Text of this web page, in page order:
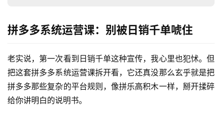
页
网
创
拼多多系统运营课：别被日销千单唬住
老实说，第一次看到日销千单这种宣传，我心里也犯怵。但
把这套拼多多系统运营课拆开看，它还真没那么玄乎就是把
拼多多那些复杂的平台规则，像拼乐高积木一样，掰开揉碎
给你讲明白的说明书。